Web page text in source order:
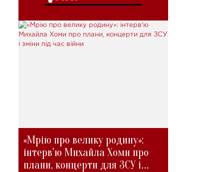
«Мрію про велику родину»:
інтерв'ю Михайла Хоми про
плани, концерти для ЗСУ і